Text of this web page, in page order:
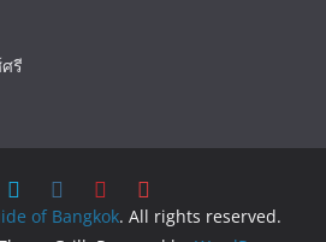
รี
of Bangkok. All rights reserved.